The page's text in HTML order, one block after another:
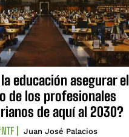
educación asegurar el
de los profesionales
de aquí al 2030?
Juan José Palacios